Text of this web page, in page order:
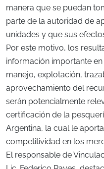
manera que se puedan
parte de la autoridad de
unidades y que sus
Por este motivo, los
información importante
manejo, explotación,
aprovechamiento del
serán potencialmente
certificación de la
Argentina, la cual le
competitividad en los
El responsable de